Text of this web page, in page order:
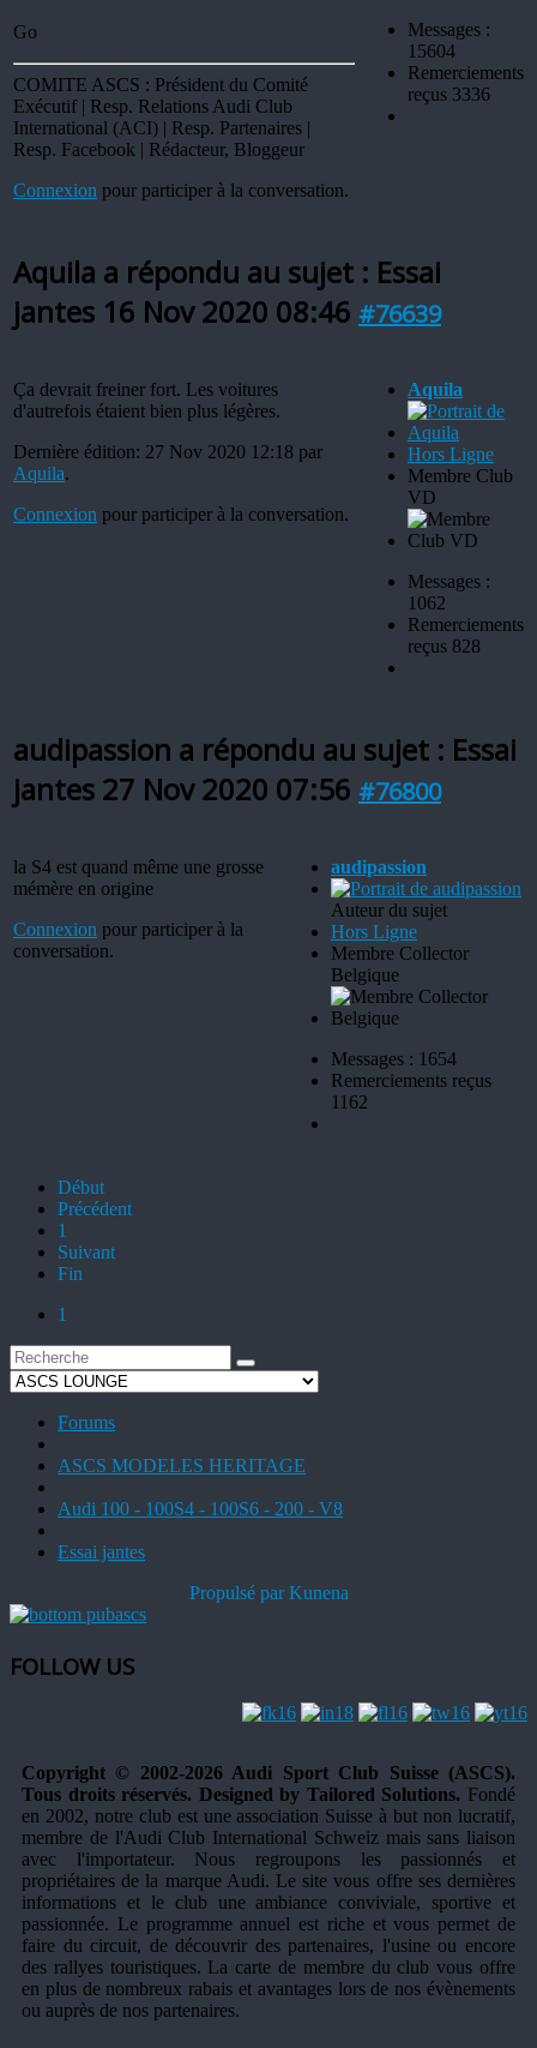
Go
COMITE ASCS : Président du Comité
Exécutif | Resp. Relations Audi Club
International (ACI) | Resp. Partenaires |
Resp. Facebook | Rédacteur, Bloggeur
Connexion pour participer à la conversation.
Messages :
15604
Remerciements
reçus 3336
Aquila a répondu au sujet : Essai
jantes 16 Nov 2020 08:46 #76639
Ça devrait freiner fort. Les voitures
d'autrefois étaient bien plus légères.
Dernière édition: 27 Nov 2020 12:18 par
Aquila.
Connexion pour participer à la conversation.
Aquila
Hors Ligne
Membre Club
VD
Messages :
1062
Remerciements
reçus 828
audipassion a répondu au sujet : Essai
jantes 27 Nov 2020 07:56 #76800
la S4 est quand même une grosse
mémère en origine
Connexion pour participer à la
conversation.
audipassion
Auteur du sujet
Hors Ligne
Membre Collector
Belgique
Messages : 1654
Remerciements reçus
1162
Début
Précédent
1
Suivant
Fin
1
Forums
ASCS MODELES HERITAGE
Audi 100 - 100S4 - 100S6 - 200 - V8
Essai jantes
Propulsé parKunena
FOLLOW US
Copyright © 2002-2026 Audi Sport Club Suisse (ASCS).
Tous droits réservés. Designed by Tailored Solutions. Fondé
en 2002, notre club est une association Suisse à but non lucratif,
membre de l'Audi Club International Schweiz mais sans liaison
avec l'importateur. Nous regroupons les passionnés et
propriétaires de la marque Audi. Le site vous offre ses dernières
informations et le club une ambiance conviviale, sportive et
passionnée. Le programme annuel est riche et vous permet de
faire du circuit, de découvrir des partenaires, l'usine ou encore
des rallyes touristiques. La carte de membre du club vous offre
en plus de nombreux rabais et avantages lors de nos évènements
ou auprès de nos partenaires.